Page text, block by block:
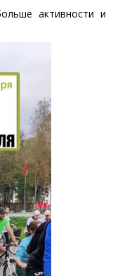
активности и